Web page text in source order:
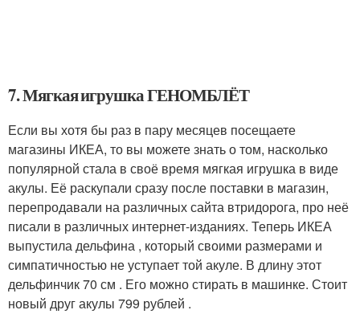
7. Мягкая игрушка ГЕНОМБЛЁТ
Если вы хотя бы раз в пару месяцев посещаете
магазины ИКЕА, то вы можете знать о том, насколько
популярной стала в своё время мягкая игрушка в виде
акулы. Её раскупали сразу после поставки в магазин,
перепродавали на различных сайта втридорога, про неё
писали в различных интернет-изданиях. Теперь ИКЕА
выпустила дельфина , который своими размерами и
симпатичностью не уступает той акуле. В длину этот
дельфинчик 70 см . Его можно стирать в машинке. Стоит
новый друг акулы 799 рублей .